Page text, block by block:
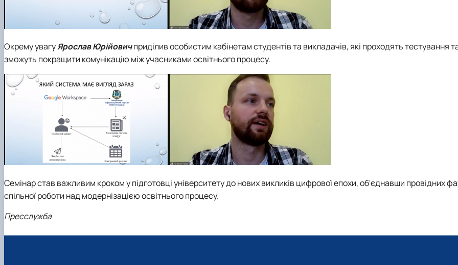
Окрему увагуЯрослав Юрійовичприділив особистим кабінетам студентів та викладачів, які проходять тестування
зможуть покращити комунікацію між учасниками освітнього процесу.
Семінар став важливим кроком у підготовці університету до нових викликів цифрової епохи, об'єднавши провідних
спільної роботи над модернізацією освітнього процесу.
Пресслужба